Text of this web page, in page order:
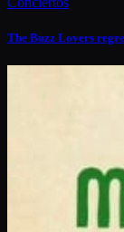
The Buzz Lovers